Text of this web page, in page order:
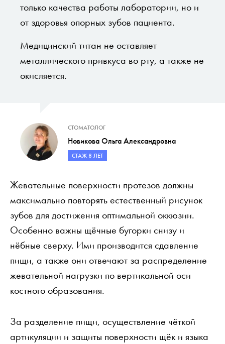
только качества работы лаборатории, но и
от здоровья опорных зубов пациента.
Медицинский титан не оставляет
металлического привкуса во рту, а также не
окисляется.
СТОМАТОЛОГ
Новикова Ольга Александровна
СТАЖ 8 ЛЕТ
Жевательные поверхности протезов должны
максимально повторять естественный рисунок
зубов для достижения оптимальной оккюзии.
Особенно важны щёчные бугорки снизу и
нёбные сверху. Ими производится сдавление
пищи, а также они отвечают за распределение
жевательной нагрузки по вертикальной оси
костного образования.
За разделение пищи, осуществление чёткой
артикуляции и защиты поверхности щёк и языка